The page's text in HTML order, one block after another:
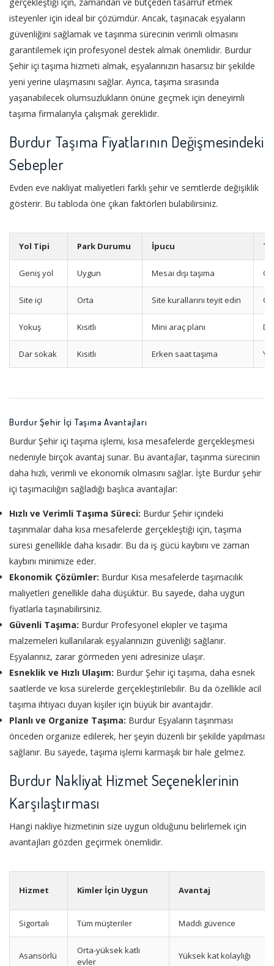
isteyenler için ideal bir çözümdür. Ancak, taşınacak eşyaların
güvenliğini sağlamak ve taşınma sürecinin verimli olmasını
garantilemek için profesyonel destek almak önemlidir. Burdur
Şehir içi taşıma hizmeti almak, eşyalarınızın hasarsız bir şekilde
yeni yerine ulaşmasını sağlar. Ayrıca, taşıma sırasında
yaşanabilecek olumsuzlukların önüne geçmek için deneyimli
taşıma firmalarıyla çalışmak gereklidir.
Burdur Taşıma Fiyatlarının Değişmesindeki
Sebepler
Evden eve nakliyat maliyetleri farklı şehir ve semtlerde değişiklik
gösterir. Bu tabloda öne çıkan faktörleri bulabilirsiniz.
Yol Tipi Park Durumu İpucu
Geniş yol Uygun Mesai dışı taşıma
Site içi Orta Site kurallarını teyit edin
Yokuş Kısıtlı Mini araç planı
Dar sokak Kısıtlı Erken saat taşıma
Burdur Şehir İçi Taşıma Avantajları
Burdur Şehir içi taşıma işlemi, kısa mesafelerde gerçekleşmesi
nedeniyle birçok avantaj sunar. Bu avantajlar, taşınma sürecinin
daha hızlı, verimli ve ekonomik olmasını sağlar. İşte Burdur şehir
içi taşımacılığın sağladığı başlıca avantajlar:
Hızlı ve Verimli Taşıma Süreci: Burdur Şehir içindeki
taşınmalar daha kısa mesafelerde gerçekleştiği için, taşıma
süresi genellikle daha kısadır. Bu da iş gücü kaybını ve zaman
kaybını minimize eder.
Ekonomik Çözümler: Burdur Kısa mesafelerde taşımacılık
maliyetleri genellikle daha düşüktür. Bu sayede, daha uygun
fiyatlarla taşınabilirsiniz.
Güvenli Taşıma: Burdur Profesyonel ekipler ve taşıma
malzemeleri kullanılarak eşyalarınızın güvenliği sağlanır.
Eşyalarınız, zarar görmeden yeni adresinize ulaşır.
Esneklik ve Hızlı Ulaşım: Burdur Şehir içi taşıma, daha esnek
saatlerde ve kısa sürelerde gerçekleştirilebilir. Bu da özellikle acil
taşıma ihtiyacı duyan kişiler için büyük bir avantajdır.
Planlı ve Organize Taşıma: Burdur Eşyaların taşınması
önceden organize edilerek, her şeyin düzenli bir şekilde yapılması
sağlanır. Bu sayede, taşıma işlemi karmaşık bir hale gelmez.
Burdur Nakliyat Hizmet Seçeneklerinin
Karşılaştırması
Hangi nakliye hizmetinin size uygun olduğunu belirlemek için
avantajları gözden geçirmek önemlidir.
Hizmet Kimler İçin Uygun Avantaj
Sigortalı Tüm müşteriler Maddi güvence
Asansörlü
Orta-yüksek katlı
evler
Yüksek kat kolaylığı